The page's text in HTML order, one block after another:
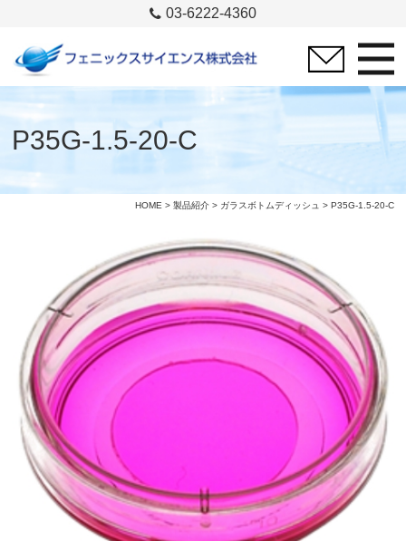
03-6222-4360
P35G-1.5-20-C
HOME > 製品紹介> ガラスボトムディッシュ > P35G-1.5-20-C